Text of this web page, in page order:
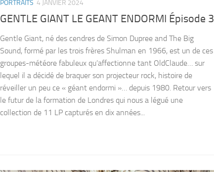
PORTRAITS 4 JANVIER 2024
GENTLE GIANT LE GEANT ENDORMI Épisode 3
Gentle Giant, né des cendres de Simon Dupree and The Big
Sound, formé par les trois frères Shulman en 1966, est un de ces
groupes-météore fabuleux qu’affectionne tant OldClaude… sur
lequel il a décidé de braquer son projecteur rock, histoire de
réveiller un peu ce « géant endormi »… depuis 1980. Retour vers
le futur de la formation de Londres qui nous a légué une
collection de 11 LP capturés en dix années...